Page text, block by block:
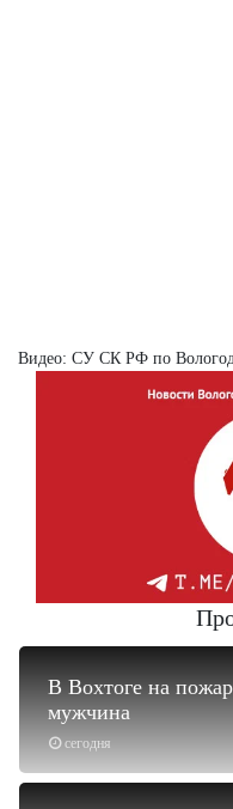
Видео: СУ СК РФ по
сегодня
В Вохтоге на
мужчина